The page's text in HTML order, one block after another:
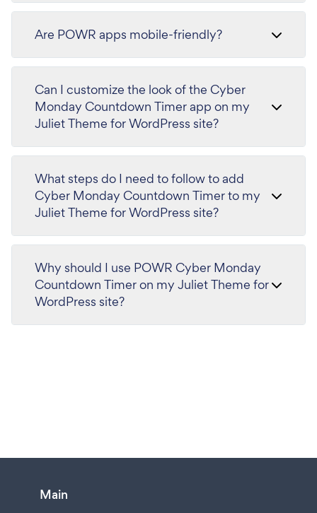
Are POWR apps mobile-friendly?
Can I customize the look of the Cyber
Monday Countdown Timer app on my
Juliet Theme for WordPress site?
What steps do I need to follow to add
Cyber Monday Countdown Timer to my
Juliet Theme for WordPress site?
Why should I use POWR Cyber Monday
Countdown Timer on my Juliet Theme for
WordPress site?
Main